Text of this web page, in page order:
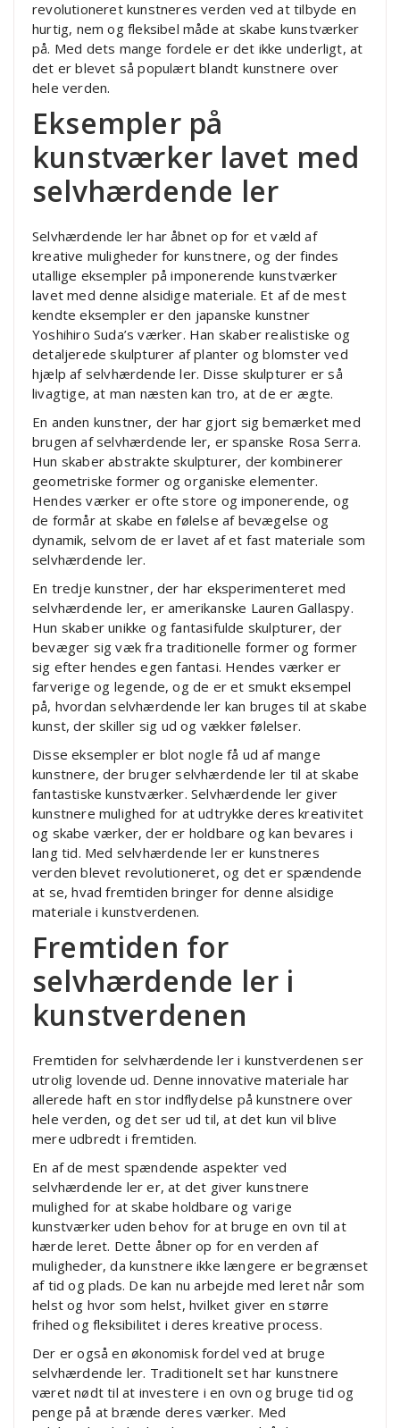
revolutioneret kunstneres verden ved at tilbyde en
hurtig, nem og fleksibel måde at skabe kunstværker
på. Med dets mange fordele er det ikke underligt, at
det er blevet så populært blandt kunstnere over
hele verden.
Eksempler på
kunstværker lavet med
selvhærdende ler
Selvhærdende ler har åbnet op for et væld af
kreative muligheder for kunstnere, og der findes
utallige eksempler på imponerende kunstværker
lavet med denne alsidige materiale. Et af de mest
kendte eksempler er den japanske kunstner
Yoshihiro Suda’s værker. Han skaber realistiske og
detaljerede skulpturer af planter og blomster ved
hjælp af selvhærdende ler. Disse skulpturer er så
livagtige, at man næsten kan tro, at de er ægte.
En anden kunstner, der har gjort sig bemærket med
brugen af selvhærdende ler, er spanske Rosa Serra.
Hun skaber abstrakte skulpturer, der kombinerer
geometriske former og organiske elementer.
Hendes værker er ofte store og imponerende, og
de formår at skabe en følelse af bevægelse og
dynamik, selvom de er lavet af et fast materiale som
selvhærdende ler.
En tredje kunstner, der har eksperimenteret med
selvhærdende ler, er amerikanske Lauren Gallaspy.
Hun skaber unikke og fantasifulde skulpturer, der
bevæger sig væk fra traditionelle former og former
sig efter hendes egen fantasi. Hendes værker er
farverige og legende, og de er et smukt eksempel
på, hvordan selvhærdende ler kan bruges til at skabe
kunst, der skiller sig ud og vækker følelser.
Disse eksempler er blot nogle få ud af mange
kunstnere, der bruger selvhærdende ler til at skabe
fantastiske kunstværker. Selvhærdende ler giver
kunstnere mulighed for at udtrykke deres kreativitet
og skabe værker, der er holdbare og kan bevares i
lang tid. Med selvhærdende ler er kunstneres
verden blevet revolutioneret, og det er spændende
at se, hvad fremtiden bringer for denne alsidige
materiale i kunstverdenen.
Fremtiden for
selvhærdende ler i
kunstverdenen
Fremtiden for selvhærdende ler i kunstverdenen ser
utrolig lovende ud. Denne innovative materiale har
allerede haft en stor indflydelse på kunstnere over
hele verden, og det ser ud til, at det kun vil blive
mere udbredt i fremtiden.
En af de mest spændende aspekter ved
selvhærdende ler er, at det giver kunstnere
mulighed for at skabe holdbare og varige
kunstværker uden behov for at bruge en ovn til at
hærde leret. Dette åbner op for en verden af
muligheder, da kunstnere ikke længere er begrænset
af tid og plads. De kan nu arbejde med leret når som
helst og hvor som helst, hvilket giver en større
frihed og fleksibilitet i deres kreative process.
Der er også en økonomisk fordel ved at bruge
selvhærdende ler. Traditionelt set har kunstnere
været nødt til at investere i en ovn og bruge tid og
penge på at brænde deres værker. Med